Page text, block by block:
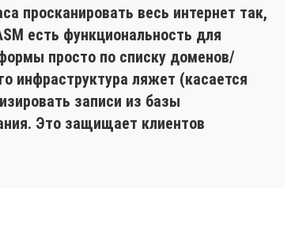
просканировать весь интернет так,
есть функциональность для
просто по списку доменов/
инфраструктура ляжет (касается
записи из базы
Это защищает клиентов